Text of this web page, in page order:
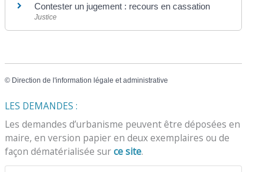
Contester un jugement : recours en cassation
Justice
© Direction de l'information légale et administrative
LES DEMANDES :
Les demandes d’urbanisme peuvent être déposées en
maire, en version papier en deux exemplaires ou de
façon dématérialisée surce site.